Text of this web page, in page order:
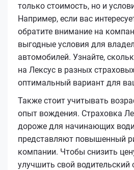
только стоимость, но и
Например, если вас
обратите внимание на
выгодные условия для
автомобилей. Узнайте,
на Лексус в разных
оптимальный вариант для
Также стоит учитывать
опыт вождения. Страховка
дороже для начинающих
представляют повышенный
компании. Чтобы снизить
улучшить свой водительский